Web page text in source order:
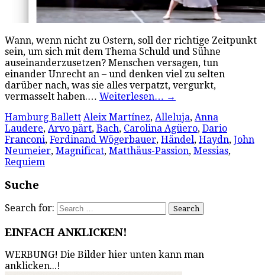
Wann, wenn nicht zu Ostern, soll der richtige Zeitpunkt
sein, um sich mit dem Thema Schuld und Sühne
auseinanderzusetzen? Menschen versagen, tun
einander Unrecht an – und denken viel zu selten
darüber nach, was sie alles verpatzt, vergurkt,
vermasselt haben.… Weiterlesen… →
Hamburg Ballett Aleix Martínez, Alleluja, Anna
Laudere, Arvo pärt, Bach, Carolina Agüero, Dario
Franconi, Ferdinand Wögerbauer, Händel, Haydn, John
Neumeier, Magnificat, Matthäus-Passion, Messias,
Requiem
Suche
Search for:
EINFACH ANKLICKEN!
WERBUNG! Die Bilder hier unten kann man
anklicken...!